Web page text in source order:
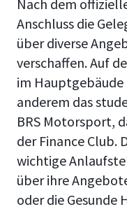
Nach dem
Anschluss die
über diverse
verschaffen. Auf
im
anderem das
BRS Motorsport,
der Finance Club.
wichtige
über ihre
oder die Gesunde